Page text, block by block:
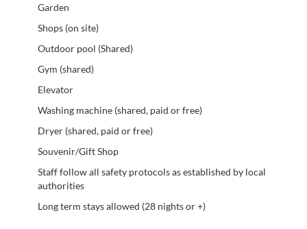
Garden
Shops (on site)
Outdoor pool (Shared)
Gym (shared)
Elevator
Washing machine (shared, paid or free)
Dryer (shared, paid or free)
Souvenir/Gift Shop
Staff follow all safety protocols as established by local
authorities
Long term stays allowed (28 nights or +)